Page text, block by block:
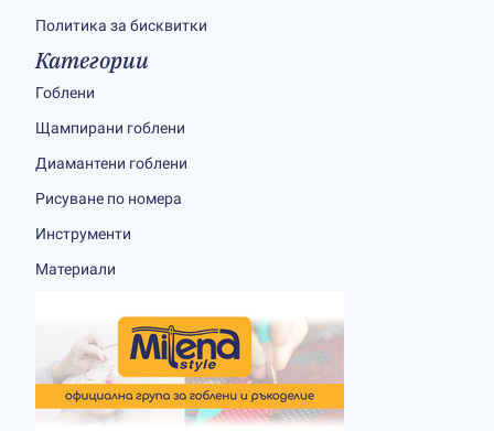
Политика за бисквитки
Категории
Гоблени
Щампирани гоблени
Диамантени гоблени
Рисуване по номера
Инструменти
Материали